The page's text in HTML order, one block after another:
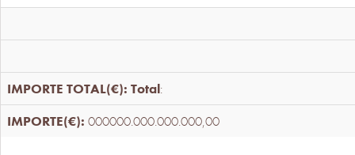
Total:
000000.000.000.000,00